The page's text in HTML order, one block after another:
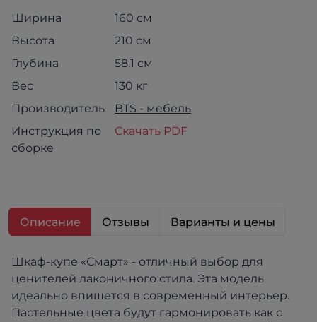
Ширина
160 см
Высота
210 см
Глубина
58.1 см
Вес
130 кг
Производитель
BTS - мебель
Инструкция по
сборке
Скачать PDF
Описание Отзывы Варианты и цены
Шкаф-купе «Смарт» - отличный выбор для
ценителей лаконичного стила. Эта модель
идеально впишется в современный интерьер.
Пастельные цвета будут гармонировать как с